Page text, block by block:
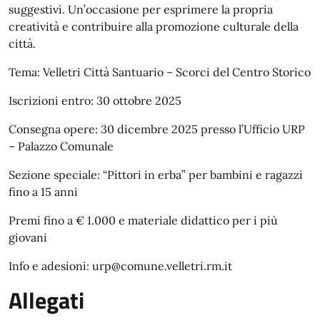
suggestivi. Un’occasione per esprimere la propria
creatività e contribuire alla promozione culturale della
città.
Tema: Velletri Città Santuario – Scorci del Centro Storico
Iscrizioni entro: 30 ottobre 2025
Consegna opere: 30 dicembre 2025 presso l’Ufficio URP
– Palazzo Comunale
Sezione speciale: “Pittori in erba” per bambini e ragazzi
fino a 15 anni
Premi fino a € 1.000 e materiale didattico per i più
giovani
Info e adesioni: urp@comune.velletri.rm.it
Allegati